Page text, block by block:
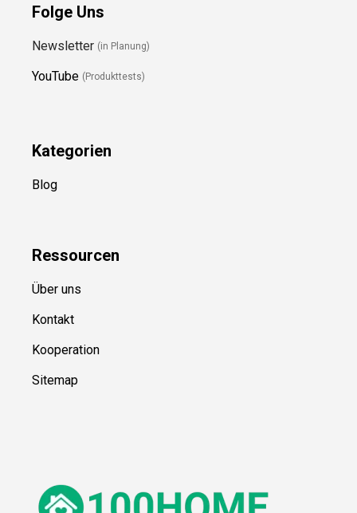
Folge Uns
Newsletter (in Planung)
YouTube (Produkttests)
Kategorien
Blog
Ressourcen
Über uns
Kontakt
Kooperation
Sitemap